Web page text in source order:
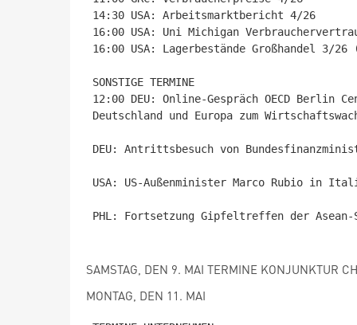
14:30 USA: Arbeitsmarktbericht 4/26
16:00 USA: Uni Michigan
16:00 USA: Lagerbestände Großhandel 3/
SONSTIGE TERMINE
12:00 DEU: Online-Gespräch OECD Berlin
Deutschland und Europa zum
DEU: Antrittsbesuch von
USA: US-Außenminister Marco Rubio in
PHL: Fortsetzung Gipfeltreffen der Asean-
SAMSTAG, DEN 9. MAI TERMINE KONJUNKTUR
MONTAG, DEN 11. MAI